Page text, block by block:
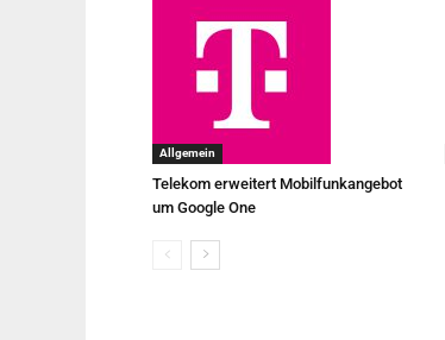
Allgemein
Telekom erweitert Mobilfunkangebot
um Google One